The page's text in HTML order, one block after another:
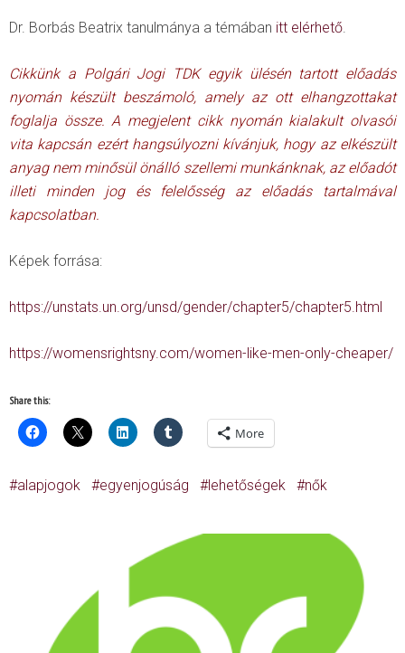
Dr. Borbás Beatrix tanulmánya a témában itt elérhető.
Cikkünk a Polgári Jogi TDK egyik ülésén tartott előadás
nyomán készült beszámoló, amely az ott elhangzottakat
foglalja össze. A megjelent cikk nyomán kialakult olvasói
vita kapcsán ezért hangsúlyozni kívánjuk, hogy az elkészült
anyag nem minősül önálló szellemi munkánknak, az előadót
illeti minden jog és felelősség az előadás tartalmával
kapcsolatban.
Képek forrása:
https://unstats.un.org/unsd/gender/chapter5/chapter5.html
https://womensrightsny.com/women-like-men-only-cheaper/
Share this:
More
alapjogok egyenjogúság lehetőségek nők